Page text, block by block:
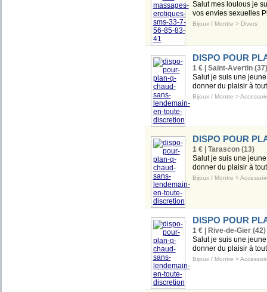
Salut mes loulous je
vos envies sexuelles
Bijoux / Montre > Divers
DISPO POUR
1 € | Saint-Avertin (37)
Salut je suis une
donner du plaisir à
Bijoux / Montre >
DISPO POUR
1 € | Tarascon (13)
Salut je suis une
donner du plaisir à
Bijoux / Montre >
DISPO POUR
1 € | Rive-de-Gier (42)
Salut je suis une
donner du plaisir à
Bijoux / Montre >